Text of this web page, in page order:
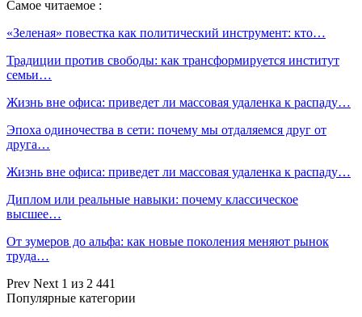
Самое читаемое :
«Зеленая» повестка как политический инструмент: кто…
Традиции против свободы: как трансформируется институт
семьи…
Жизнь вне офиса: приведет ли массовая удаленка к распаду…
Эпоха одиночества в сети: почему мы отдаляемся друг от
друга…
Жизнь вне офиса: приведет ли массовая удаленка к распаду…
Диплом или реальные навыки: почему классическое
высшее…
От зумеров до альфа: как новые поколения меняют рынок
труда…
Prev Next 1 из 2 441
Популярные категории